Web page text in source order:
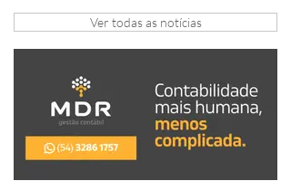
Ver todas as notícias